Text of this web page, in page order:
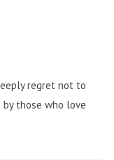
regret not to
those who love